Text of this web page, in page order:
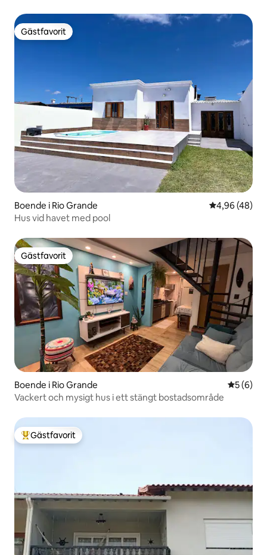
Gästfavorit
Gästfavorit
Boende i Rio Grande 4,96 av 5 i
4,96 (48)
Hus vid havet med pool
Gästfavorit
Gästfavorit
Boende i Rio Grande 5 av 5 i
5 (6)
Vackert och mysigt hus i ett stängt bostadsområde
Populär gästfavorit
Gästfavorit